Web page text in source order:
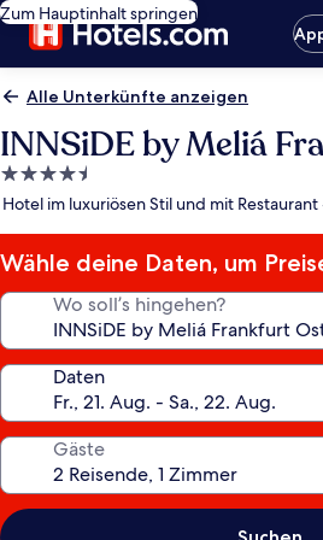
Zum Hauptinhalt springen
Alle Unterkünfte anzeigen
INNSiDE by Meliá
4.5-
Sterne-
Hotel im luxuriösen Stil und mit
Wähle deine Daten, um
Wo soll’s hingehen?
Daten
Gäste